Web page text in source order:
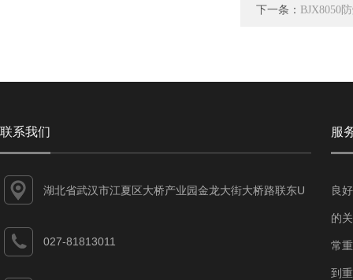
下一条： BJX8050
联系我们
湖北省武汉市江夏区大桥产业园金龙大街大桥路联东U
027-81813011
服
良
的
常
到